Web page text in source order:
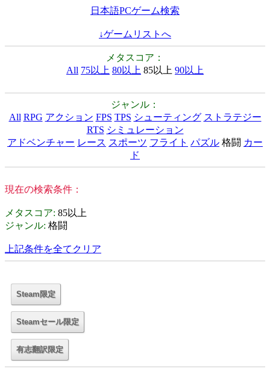
日本語PCゲーム検索
↓ゲームリストへ
メタスコア：
All 75以上 80以上 85以上 90以上
ジャンル：
All RPG アクション FPS TPS シューティング ストラテジー
RTS シミュレーション
アドベンチャー レース スポーツ フライト パズル 格闘 カー
ド
現在の検索条件：
メタスコア: 85以上
ジャンル: 格闘
上記条件を全てクリア